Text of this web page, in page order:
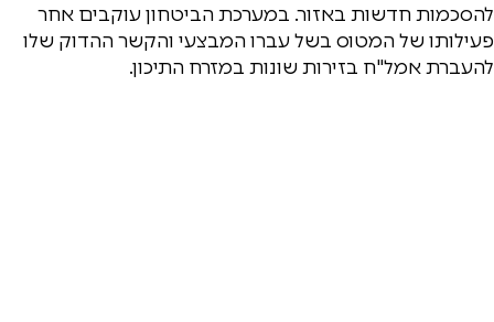
להסכמות חדשות באזור. במערכת הביטחון עוקבים אחר
פעילותו של המטוס בשל עברו המבצעי והקשר ההדוק שלו
להעברת אמל"ח בזירות שונות במזרח התיכון.